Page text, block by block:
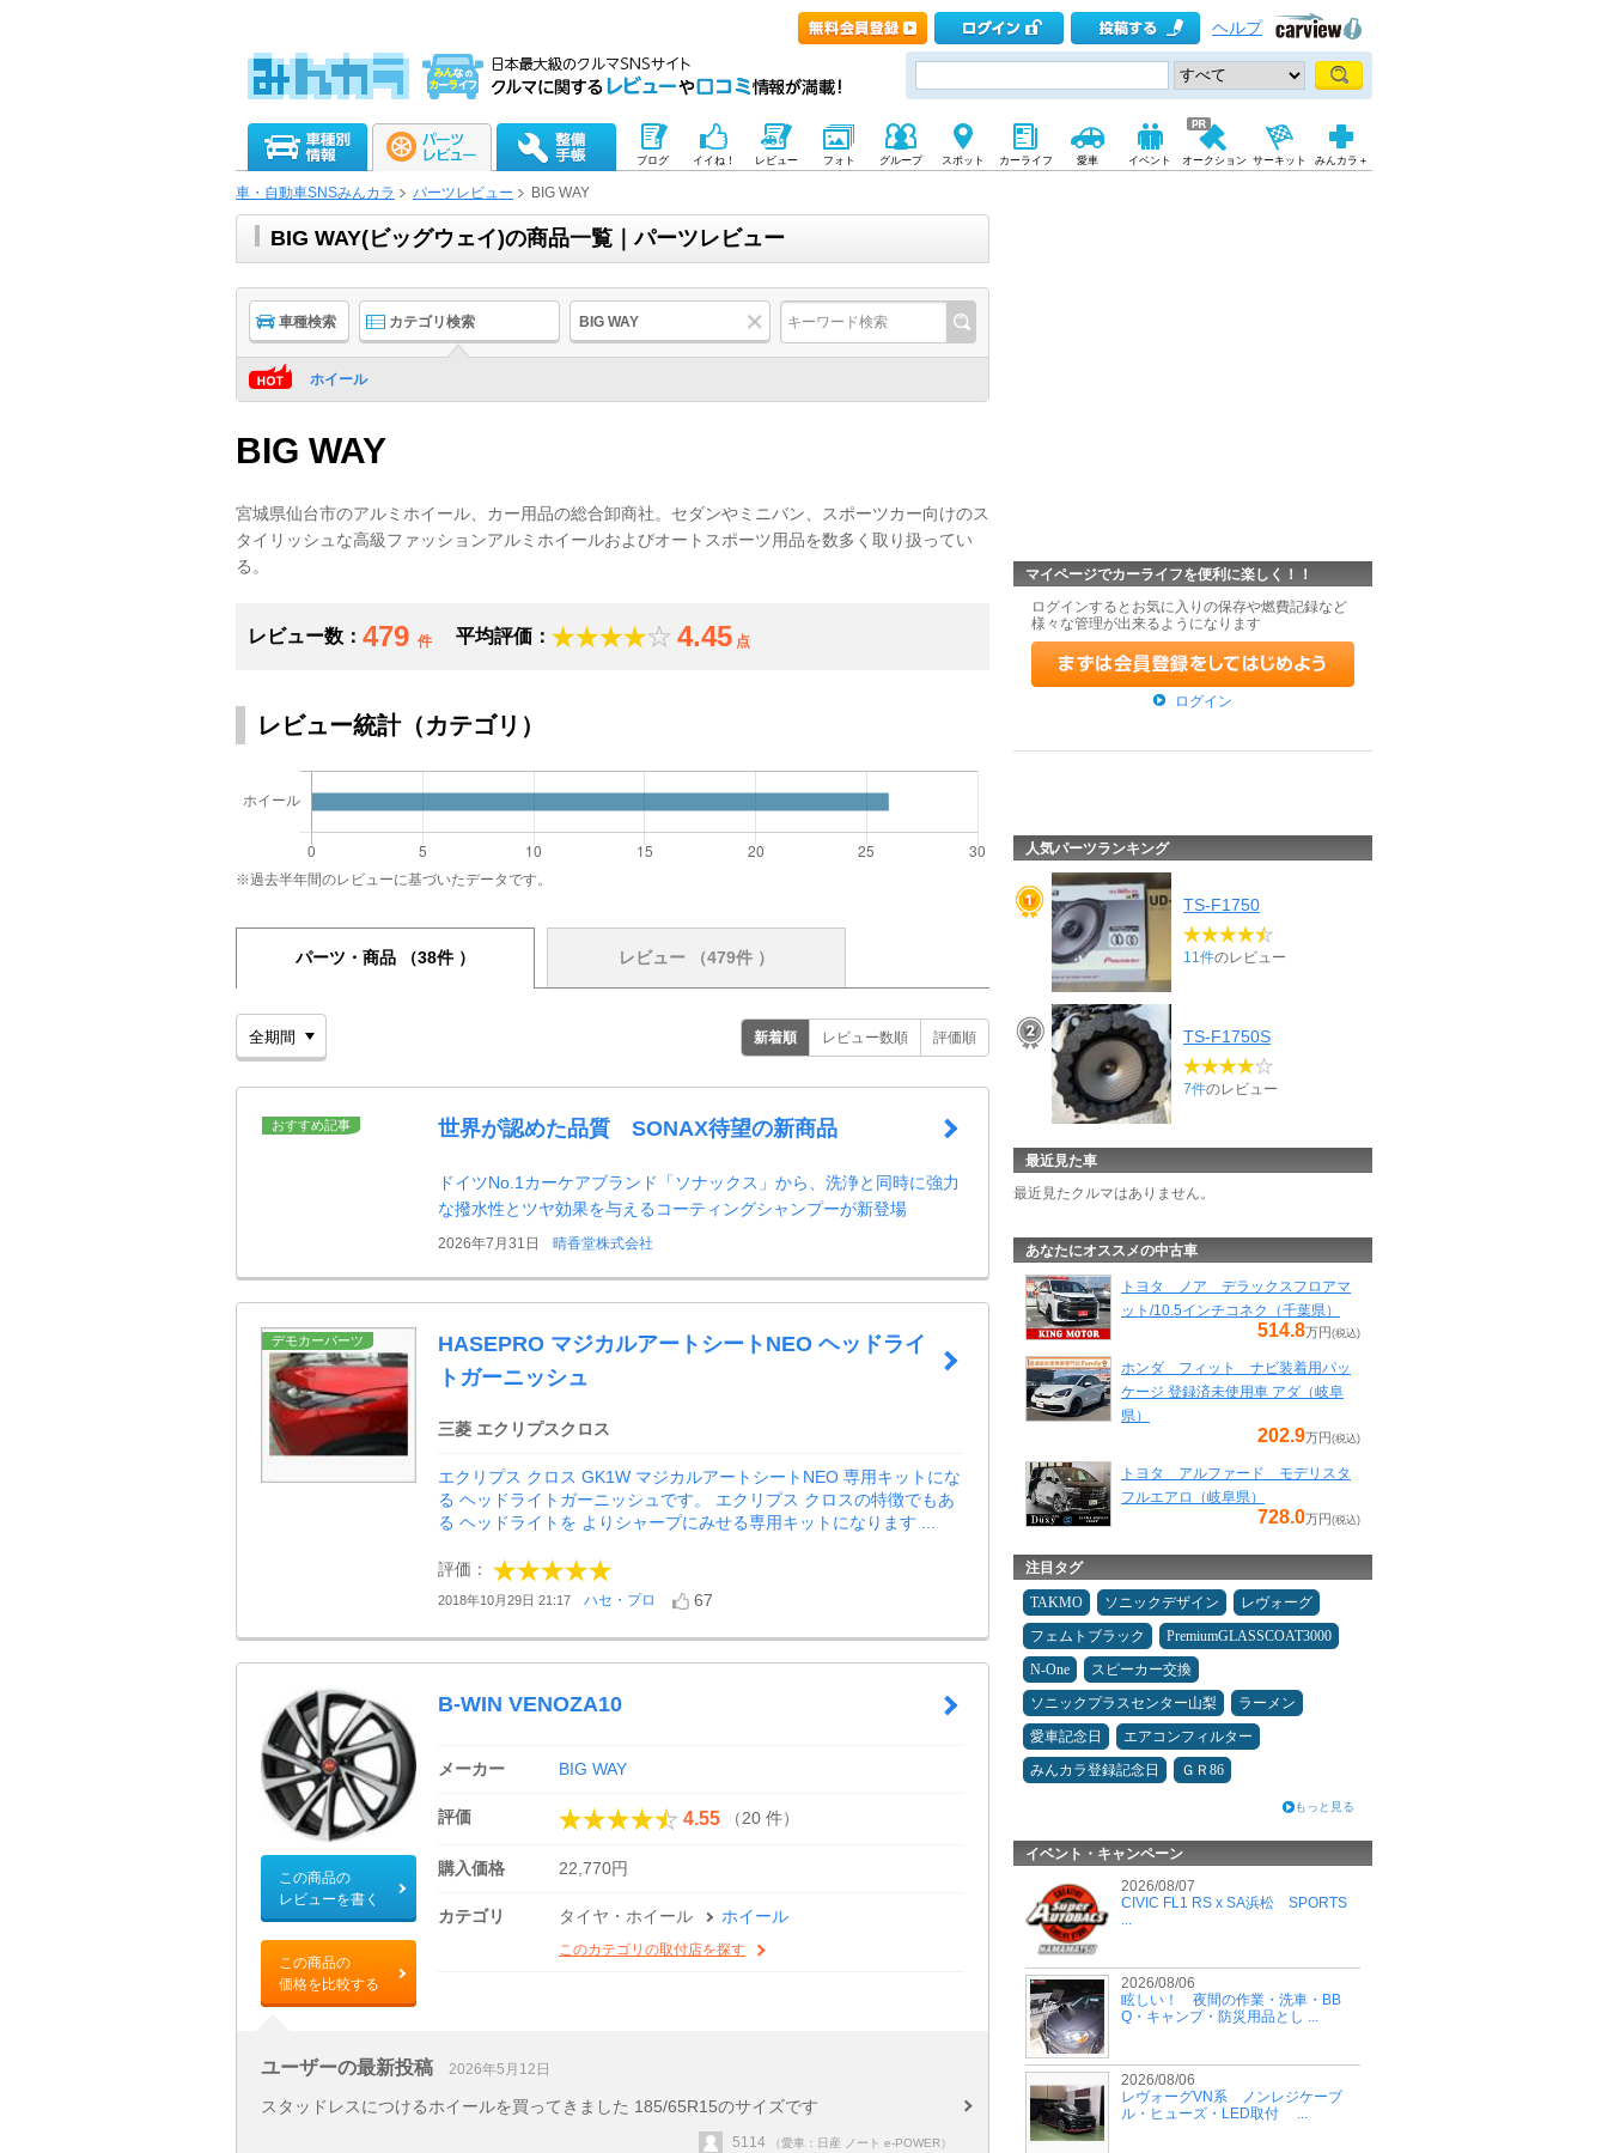
ヘルプ
ブログ イイね！ レビュー フォト グループ スポット カーライフ 愛車 イベント オークション サーキット みんカラ＋
車・自動車SNSみんカラ パーツレビュー BIG WAY
BIG WAY(ビッグウェイ)の商品一覧｜パーツレビュー
車種検索 カテゴリ検索 BIG WAY
ホイール
BIG WAY
宮城県仙台市のアルミホイール、カー用品の総合卸商社。セダンやミニバン、スポーツカー向けのス
タイリッシュな高級ファッションアルミホイールおよびオートスポーツ用品を数多く取り扱ってい
る。
レビュー数： 479 件 平均評価： 4.45 点
レビュー統計（カテゴリ）
※過去半年間のレビューに基づいたデータです。
パーツ・商品 （38件 ） レビュー （479件 ）
新着順 レビュー数順 評価順
おすすめ記事 世界が認めた品質 SONAX待望の新商品
ドイツNo.1カーケアブランド「ソナックス」から、洗浄と同時に強力
な撥水性とツヤ効果を与えるコーティングシャンプーが新登場
2026年7月31日 晴香堂株式会社
デモカーパーツ
HASEPRO マジカルアートシートNEO ヘッドライ
トガーニッシュ
三菱 エクリプスクロス
エクリプス クロス GK1W マジカルアートシートNEO 専用キットにな
る ヘッドライトガーニッシュです。 エクリプス クロスの特徴でもあ
る ヘッドライトを よりシャープにみせる専用キットになります ...
評価：
2018年10月29日 21:17 ハセ・プロ 67
この商品の
レビューを書く
この商品の
価格を比較する
B-WIN VENOZA10
メーカー BIG WAY
評価 4.55 （20 件）
購入価格 22,770円
カテゴリ タイヤ・ホイール ホイール
このカテゴリの取付店を探す
ユーザーの最新投稿 2026年5月12日
スタッドレスにつけるホイールを買ってきました 185/65R15のサイズです
5114 （愛車：日産 ノート e-POWER）
マイページでカーライフを便利に楽しく！！
ログインするとお気に入りの保存や燃費記録など
様々な管理が出来るようになります
ログイン
人気パーツランキング
TS-F1750
11件のレビュー
TS-F1750S
7件のレビュー
最近見た車
最近見たクルマはありません。
あなたにオススメの中古車
トヨタ ノア デラックスフロアマ
ット/10.5インチコネク（千葉県）
514.8万円(税込)
ホンダ フィット ナビ装着用パッ
ケージ 登録済未使用車 アダ（岐阜
県）
202.9万円(税込)
トヨタ アルファード モデリスタ
フルエアロ（岐阜県）
728.0万円(税込)
注目タグ
TAKMO ソニックデザイン
レヴォーグ
フェムトブラック
PremiumGLASSCOAT3000
N-One
スピーカー交換
ソニックプラスセンター山梨
ラーメン
愛車記念日
エアコンフィルター
みんカラ登録記念日
ＧＲ86
もっと見る
イベント・キャンペーン
2026/08/07
CIVIC FL1 RS x SA浜松 SPORTS
...
2026/08/06
眩しい！ 夜間の作業・洗車・BB
Q・キャンプ・防災用品とし ...
2026/08/06
レヴォーグVN系 ノンレジケーブ
ル・ヒューズ・LED取付 ...